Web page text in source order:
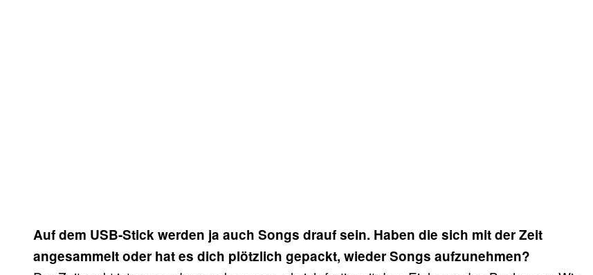
Auf dem USB-Stick werden ja auch Songs drauf sein. Haben die sich mit der Zeit
angesammelt oder hat es dich plötzlich gepackt, wieder Songs aufzunehmen?